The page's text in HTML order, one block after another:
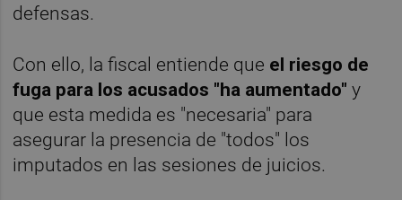
defensas.
Con ello, la fiscal entiende que el riesgo de
fuga para los acusados "ha aumentado"y
que esta medida es "necesaria" para
asegurar la presencia de "todos" los
imputados en las sesiones de juicios.